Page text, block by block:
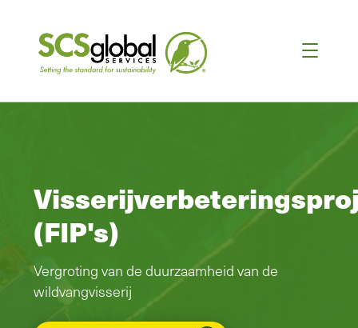
(FIP's)
Vergroting van de duurzaamheid van de
wildvangvisserij